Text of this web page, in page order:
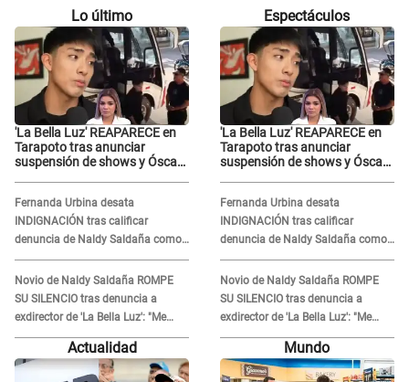
Lo último
'La Bella Luz' REAPARECE en
Tarapoto tras anunciar
suspensión de shows y Óscar
Fernanda Urbina desata
INDIGNACIÓN tras calificar
denuncia de Naldy Saldaña como
'acto bochornoso': "No es justo
atacar a otra mujer"
Novio de Naldy Saldaña ROMPE
SU SILENCIO tras denuncia a
exdirector de 'La Bella Luz': "Me
basta con que ella esté bien"
Espectáculos
'La Bella Luz' REAPARECE en
Tarapoto tras anunciar
suspensión de shows y Óscar
Fernanda Urbina desata
INDIGNACIÓN tras calificar
denuncia de Naldy Saldaña como
'acto bochornoso': "No es justo
atacar a otra mujer"
Novio de Naldy Saldaña ROMPE
SU SILENCIO tras denuncia a
exdirector de 'La Bella Luz': "Me
basta con que ella esté bien"
Actualidad Mundo